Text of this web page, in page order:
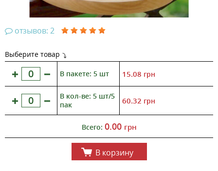
отзывов: 2
Выберите товар
В пакете: 5 шт 15.08 грн
В кол-ве: 5 шт/5
пак
60.32 грн
Всего: 0.00 грн
В корзину